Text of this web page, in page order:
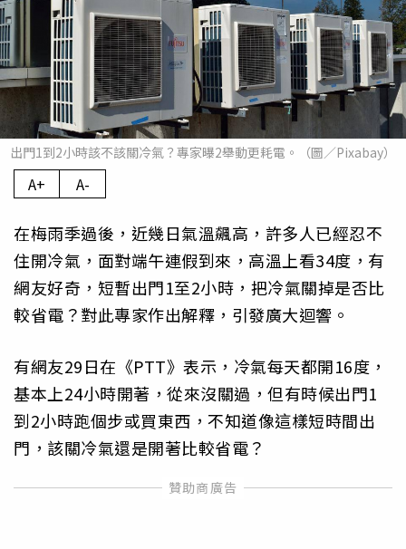
出門1到2小時該不該關冷氣？專家曝2舉動更耗電。（圖／Pixabay）
A+ A-
在梅雨季過後，近幾日氣溫飆高，許多人已經忍不
住開冷氣，面對端午連假到來，高溫上看34度，有
網友好奇，短暫出門1至2小時，把冷氣關掉是否比
較省電？對此專家作出解釋，引發廣大迴響。
有網友29日在《PTT》表示，冷氣每天都開16度，
基本上24小時開著，從來沒關過，但有時候出門1
到2小時跑個步或買東西，不知道像這樣短時間出
門，該關冷氣還是開著比較省電？